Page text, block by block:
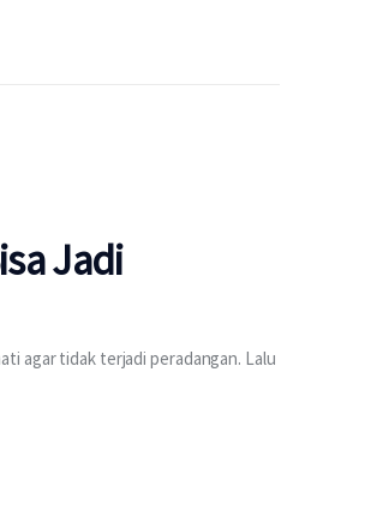
Jadi
agar tidak terjadi peradangan. Lalu